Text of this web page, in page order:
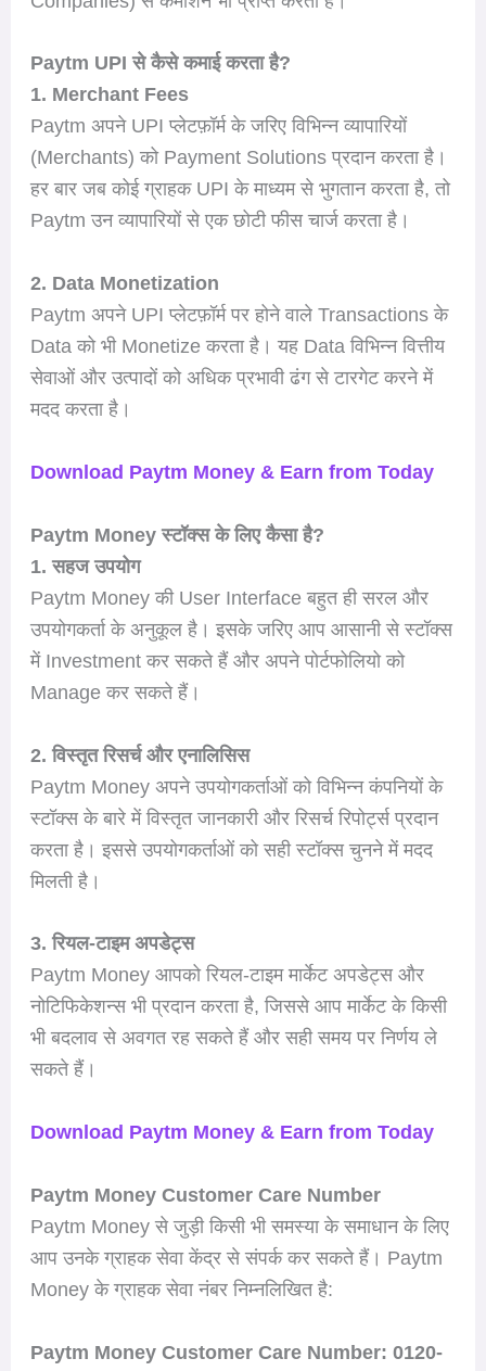
Paytm UPI से कैसे कमाई करता है?
1. Merchant Fees
Paytm अपने UPI प्लेटफ़ॉर्म के जरिए विभिन्न व्यापारियों
(Merchants) को Payment Solutions प्रदान करता है।
हर बार जब कोई ग्राहक UPI के माध्यम से भुगतान करता है, तो
Paytm उन व्यापारियों से एक छोटी फीस चार्ज करता है।
2. Data Monetization
Paytm अपने UPI प्लेटफ़ॉर्म पर होने वाले Transactions के
Data को भी Monetize करता है। यह Data विभिन्न वित्तीय
सेवाओं और उत्पादों को अधिक प्रभावी ढंग से टारगेट करने में
मदद करता है।
Download Paytm Money & Earn from Today
Paytm Money स्टॉक्स के लिए कैसा है?
1. सहज उपयोग
Paytm Money की User Interface बहुत ही सरल और
उपयोगकर्ता के अनुकूल है। इसके जरिए आप आसानी से स्टॉक्स
में Investment कर सकते हैं और अपने पोर्टफोलियो को
Manage कर सकते हैं।
2. विस्तृत रिसर्च और एनालिसिस
Paytm Money अपने उपयोगकर्ताओं को विभिन्न कंपनियों के
स्टॉक्स के बारे में विस्तृत जानकारी और रिसर्च रिपोर्ट्स प्रदान
करता है। इससे उपयोगकर्ताओं को सही स्टॉक्स चुनने में मदद
मिलती है।
3. रियल-टाइम अपडेट्स
Paytm Money आपको रियल-टाइम मार्केट अपडेट्स और
नोटिफिकेशन्स भी प्रदान करता है, जिससे आप मार्केट के किसी
भी बदलाव से अवगत रह सकते हैं और सही समय पर निर्णय ले
सकते हैं।
Download Paytm Money & Earn from Today
Paytm Money Customer Care Number
Paytm Money से जुड़ी किसी भी समस्या के समाधान के लिए
आप उनके ग्राहक सेवा केंद्र से संपर्क कर सकते हैं। Paytm
Money के ग्राहक सेवा नंबर निम्नलिखित है:
Paytm Money Customer Care Number: 0120-